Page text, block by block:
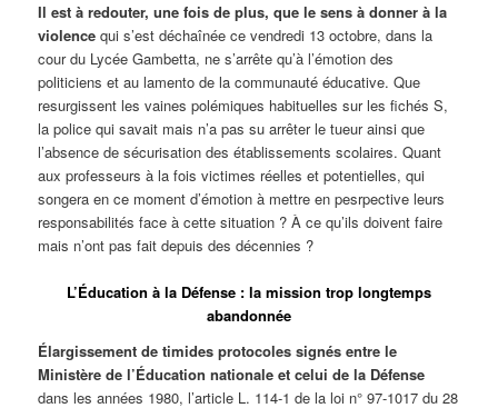
Il est à redouter, une fois de plus, que le sens à donner à la
violence qui s’est déchaînée ce vendredi 13 octobre, dans la
cour du Lycée Gambetta, ne s’arrête qu’à l’émotion des
politiciens et au lamento de la communauté éducative. Que
resurgissent les vaines polémiques habituelles sur les fichés S,
la police qui savait mais n’a pas su arrêter le tueur ainsi que
l’absence de sécurisation des établissements scolaires. Quant
aux professeurs à la fois victimes réelles et potentielles, qui
songera en ce moment d’émotion à mettre en pesrpective leurs
responsabilités face à cette situation ? À ce qu’ils doivent faire
mais n’ont pas fait depuis des décennies ?
L’Éducation à la Défense : la mission trop longtemps
abandonnée
Élargissement de timides protocoles signés entre le
Ministère de l’Éducation nationale et celui de la Défense
dans les années 1980, l’article L. 114-1 de la loi n° 97-1017 du 28